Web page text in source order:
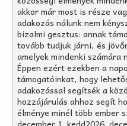
akkor már most is része
adakozás nálunk nem
bizalmi gesztus: annak
tovább tudjuk járni, és
amelyek mindenki számára
Éppen ezért ezekben a
támogatóinkat, hogy
adakozással segítsék a
hozzájárulás ahhoz segít
élménye minél több ember